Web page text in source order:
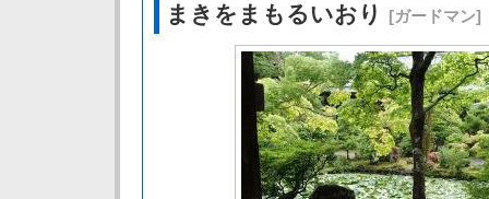
まきをまもるいおり [ガードマン]